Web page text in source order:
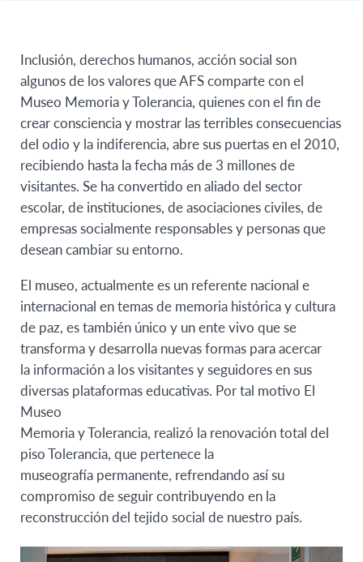
Inclusión, derechos humanos, acción social son
algunos de los valores que AFS comparte con el
Museo Memoria y Tolerancia, quienes con el fin de
crear consciencia y mostrar las terribles consecuencias
del odio y la indiferencia, abre sus puertas en el 2010,
recibiendo hasta la fecha más de 3 millones de
visitantes. Se ha convertido en aliado del sector
escolar, de instituciones, de asociaciones civiles, de
empresas socialmente responsables y personas que
desean cambiar su entorno.
El museo, actualmente es un referente nacional e
internacional en temas de memoria histórica y cultura
de paz, es también único y un ente vivo que se
transforma y desarrolla nuevas formas para acercar
la información a los visitantes y seguidores en sus
diversas plataformas educativas. Por tal motivo El
Museo
Memoria y Tolerancia, realizó la renovación total del
piso Tolerancia, que pertenece la
museografía permanente, refrendando así su
compromiso de seguir contribuyendo en la
reconstrucción del tejido social de nuestro país.